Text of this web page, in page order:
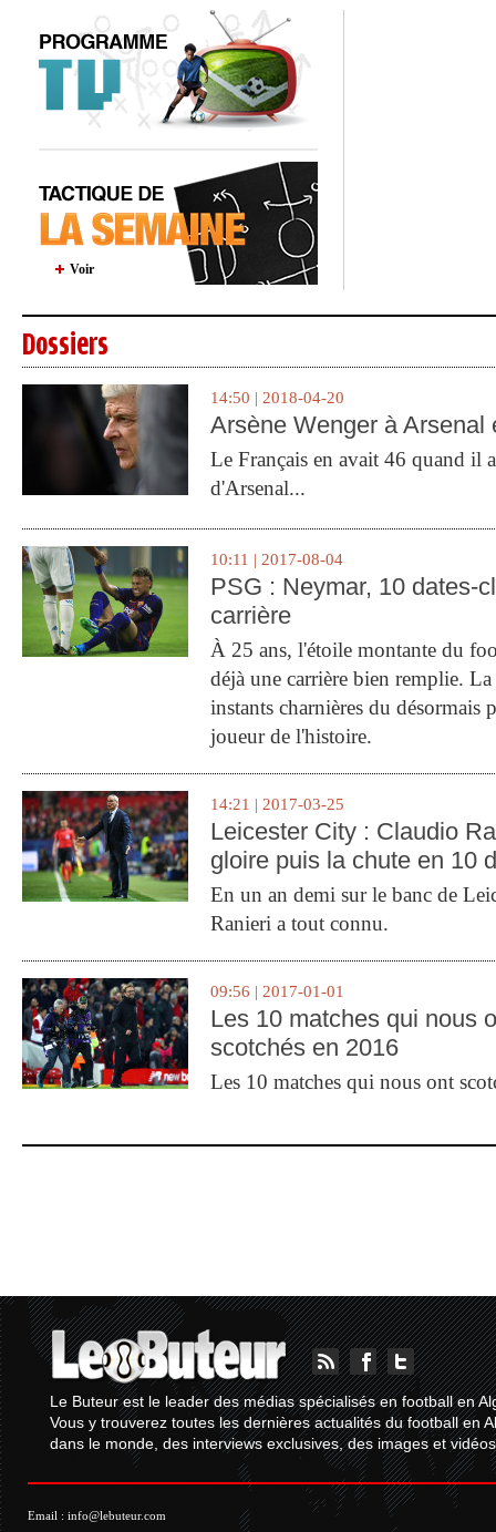
Voir
Dossiers
14:50 | 2018-04-20
Arsène Wenger à Arsenal
Le Français en avait 46 quand il
d'Arsenal...
10:11 | 2017-08-04
PSG : Neymar, 10 dates-
carrière
À 25 ans, l'étoile montante du
déjà une carrière bien remplie.
instants charnières du désormais
joueur de l'histoire.
14:21 | 2017-03-25
Leicester City : Claudio
gloire puis la chute en 10
En un an demi sur le banc de
Ranieri a tout connu.
09:56 | 2017-01-01
Les 10 matches qui nous
scotchés en 2016
Les 10 matches qui nous ont
Le Buteur est le leader des médias spécialisés en football en
Vous y trouverez toutes les dernières actualités du football en
dans le monde, des interviews exclusives, des images et
Email : info@lebuteur.com